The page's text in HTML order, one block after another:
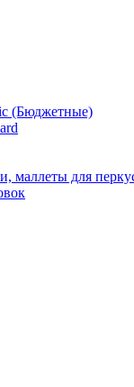
(Бюджетные)
маллеты для